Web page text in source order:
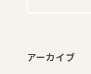
アーカイブ